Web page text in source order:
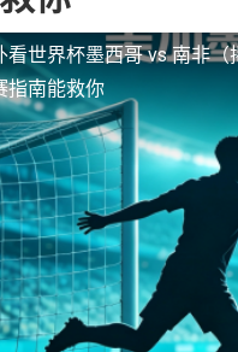
看世界杯墨西哥 vs 南非（
指南能救你